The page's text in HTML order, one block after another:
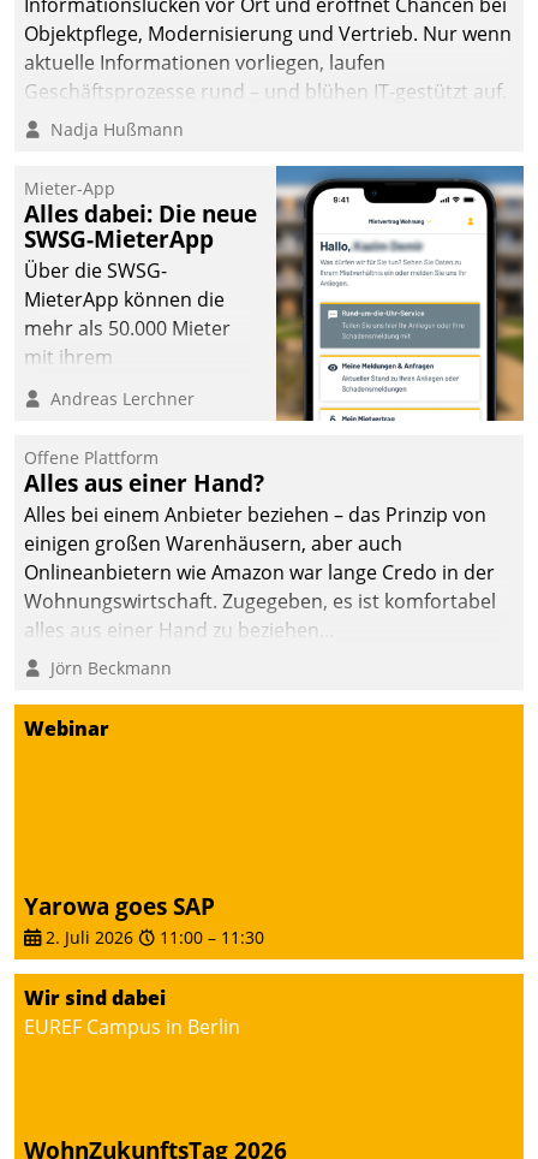
Objektpflege, Modernisierung und Vertrieb. Nur wenn
aktuelle Informationen vorliegen, laufen
Geschäftsprozesse rund – und blühen IT-gestützt auf.
Nadja Hußmann
Mieter-App
Alles dabei: Die neue
SWSG-MieterApp
Über die SWSG-
MieterApp können die
mehr als 50.000 Mieter
mit ihrem
Wohnungsunternehmen
kommunizieren, auf dem
einsehen und ändern
oder
Schadensmeldungen
abgeben – rund um die
Uhr.
Andreas Lerchner
Offene Plattform
Alles aus einer Hand?
Alles bei einem Anbieter beziehen – das Prinzip von
einigen großen Warenhäusern, aber auch
Onlineanbietern wie Amazon war lange Credo in der
Wohnungswirtschaft. Zugegeben, es ist komfortabel
alles aus einer Hand zu beziehen...
Jörn Beckmann
Webinar
Yarowa goes SAP
2. Juli 2026 11:00 – 11:30
Wir sind dabei
EUREF Campus in Berlin
WohnZukunftsTag 2026